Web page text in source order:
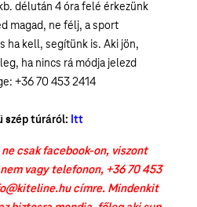
délután 4 óra felé érkezünk
magad, ne félj, a sport
ha kell, segítünk is. Aki jön,
ha nincs rá módja jelezd
+36 70 453 2414
szép túráról: Itt
csak facebook-on, viszont
vagy telefonon, +36 70 453
címre. Mindenkit